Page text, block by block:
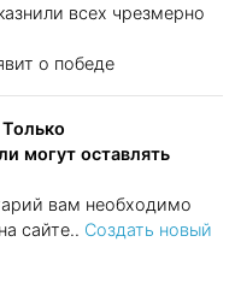
всех чрезмерно
о победе
могут оставлять
вам необходимо
сайте.. Создать новый